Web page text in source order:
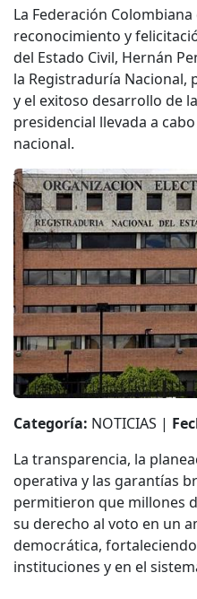
La Federación
reconocimiento y
del Estado Civil, Hernán
la Registraduría Nacional,
y el exitoso desarrollo de
presidencial llevada a
nacional.
Categoría: NOTICIAS |
La transparencia, la
operativa y las garantías
permitieron que millones
su derecho al voto en un
democrática,
instituciones y en el